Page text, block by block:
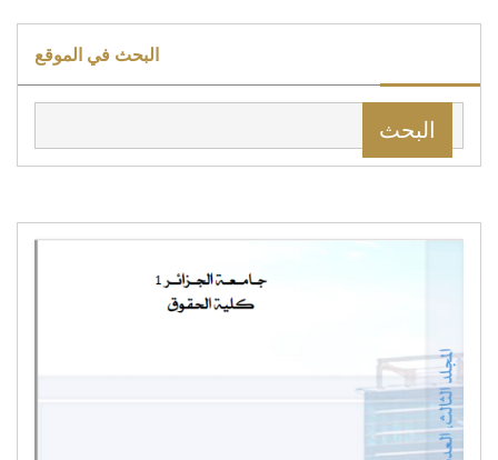
البحث في الموقع
البحث